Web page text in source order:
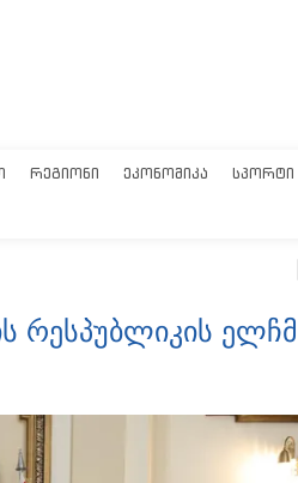
ᲠᲔᲒᲘᲝᲜᲘ ᲔᲙᲝᲜᲝᲛᲘᲙᲐ ᲡᲞᲝᲠᲢᲘ
რესპუბლიკის